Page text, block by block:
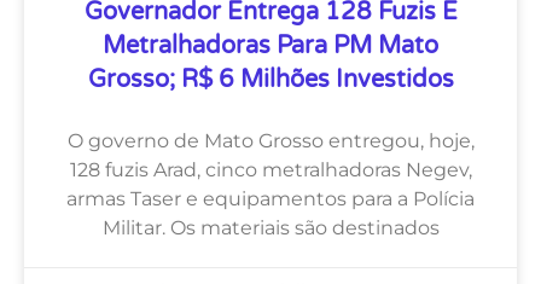
Governador Entrega 128 Fuzis E
Metralhadoras Para PM Mato
Grosso; R$ 6 Milhões Investidos
O governo de Mato Grosso entregou, hoje,
128 fuzis Arad, cinco metralhadoras Negev,
armas Taser e equipamentos para a Polícia
Militar. Os materiais são destinados